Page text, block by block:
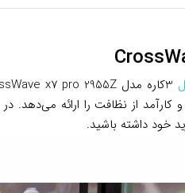
از نظافت را ارائه
خود داشته باشید.